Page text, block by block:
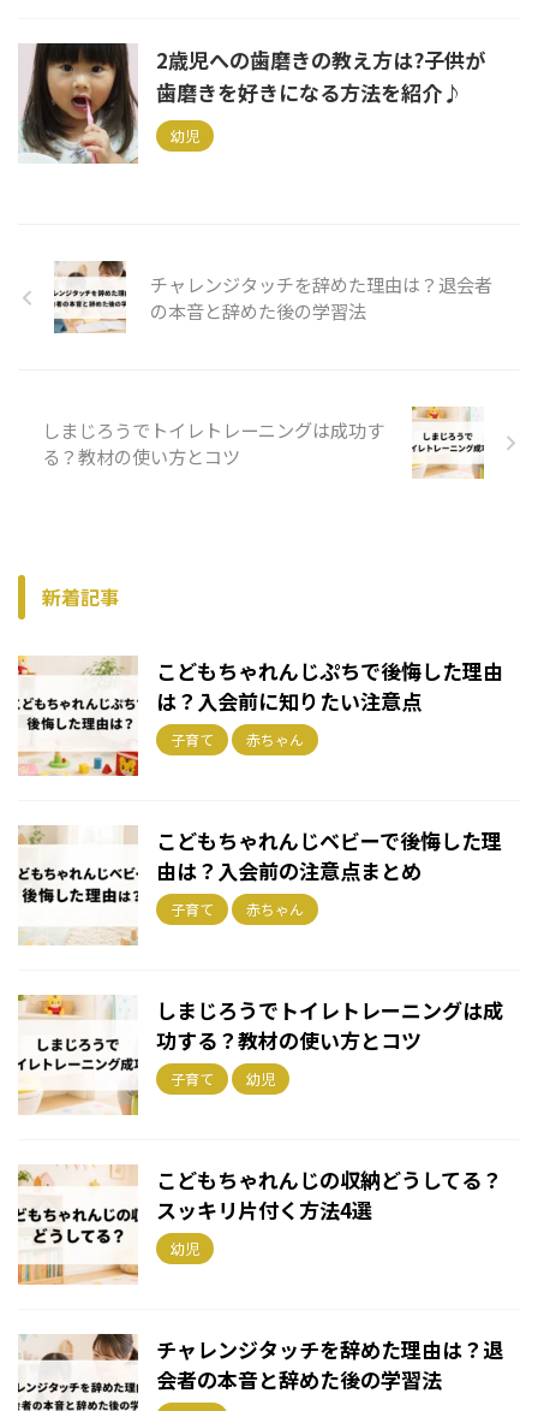
2歳児への歯磨きの教え方は?子供が
歯磨きを好きになる方法を紹介♪
幼児
チャレンジタッチを辞めた理由は？退会者
の本音と辞めた後の学習法
しまじろうでトイレトレーニングは成功す
る？教材の使い方とコツ
新着記事
こどもちゃれんじぷちで後悔した理由
は？入会前に知りたい注意点
子育て 赤ちゃん
こどもちゃれんじベビーで後悔した理
由は？入会前の注意点まとめ
子育て 赤ちゃん
しまじろうでトイレトレーニングは成
功する？教材の使い方とコツ
子育て 幼児
こどもちゃれんじの収納どうしてる？
スッキリ片付く方法4選
幼児
チャレンジタッチを辞めた理由は？退
会者の本音と辞めた後の学習法